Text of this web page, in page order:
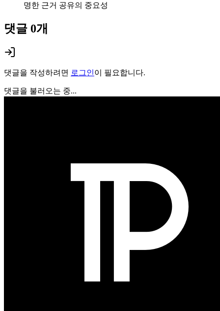
명한 근거 공유의 중요성
댓글 0개
댓글을 작성하려면 로그인이 필요합니다.
댓글을 불러오는 중...